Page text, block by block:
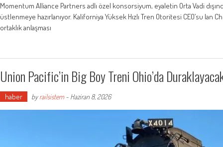
Momentum Alliance Partners adlı özel konsorsiyum, eyaletin Orta Vadi
üstlenmeye hazırlanıyor. Kaliforniya Yüksek Hızlı Tren Otoritesi CEO’su
ortaklık anlaşması
Union Pacific’in Big Boy Treni Ohio’da
haber byrailsistem - Haziran 8, 2026